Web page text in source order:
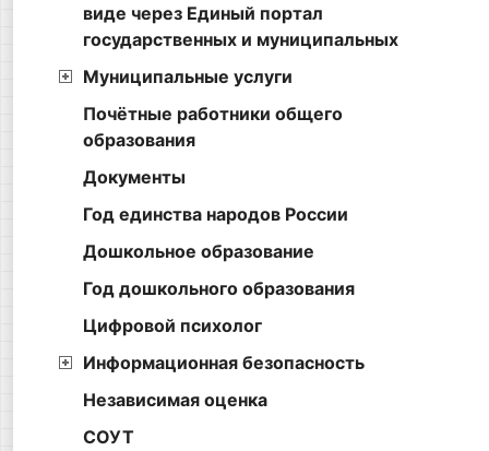
виде через Единый портал
государственных и муниципальных
Муниципальные услуги
Почётные работники общего
образования
Документы
Год единства народов России
Дошкольное образование
Год дошкольного образования
Цифровой психолог
Информационная безопасность
Независимая оценка
СОУТ